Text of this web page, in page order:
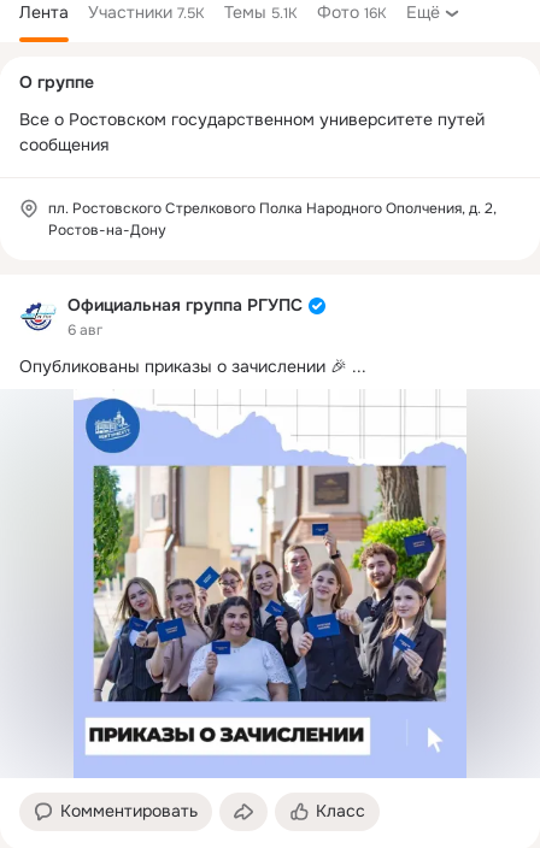
Лента Участники 7.5K Темы 5.1K Фото 16K Ещё
Официальная группа РГУПС
6 авг
Опубликованы приказы о зачислении 🎉 ...
Комментировать Класс
колонка
О группе
Все о Ростовском государственном университете путей
сообщения
пл. Ростовского Стрелкового Полка Народного Ополчения, д. 2,
Ростов-на-Дону